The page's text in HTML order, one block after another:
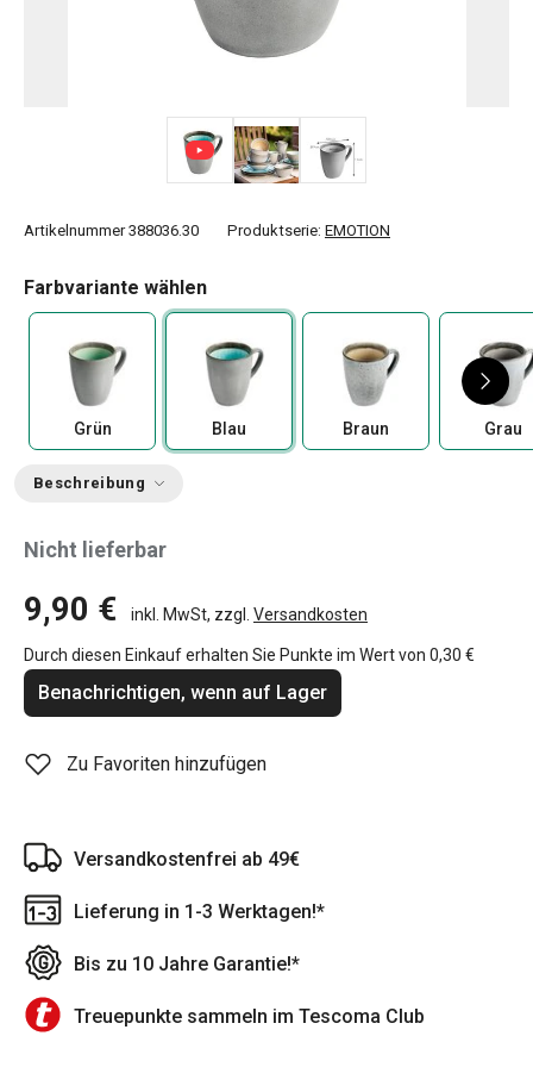
Artikelnummer 388036.30 Produktserie: EMOTION
Farbvariante wählen
Grün Blau Braun Grau
Beschreibung
Nicht lieferbar
9,90 € inkl. MwSt, zzgl. Versandkosten
Durch diesen Einkauf erhalten Sie Punkte im Wert von 0,30 €
Benachrichtigen, wenn auf Lager
Zu Favoriten hinzufügen
Versandkostenfrei ab 49€
Lieferung in 1-3 Werktagen!*
Bis zu 10 Jahre Garantie!*
Treuepunkte sammeln im Tescoma Club